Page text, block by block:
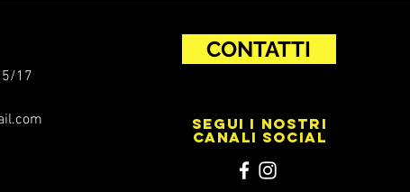
17
CONTATTI
SEGUI I NOSTRI
CANALI SOCIAL